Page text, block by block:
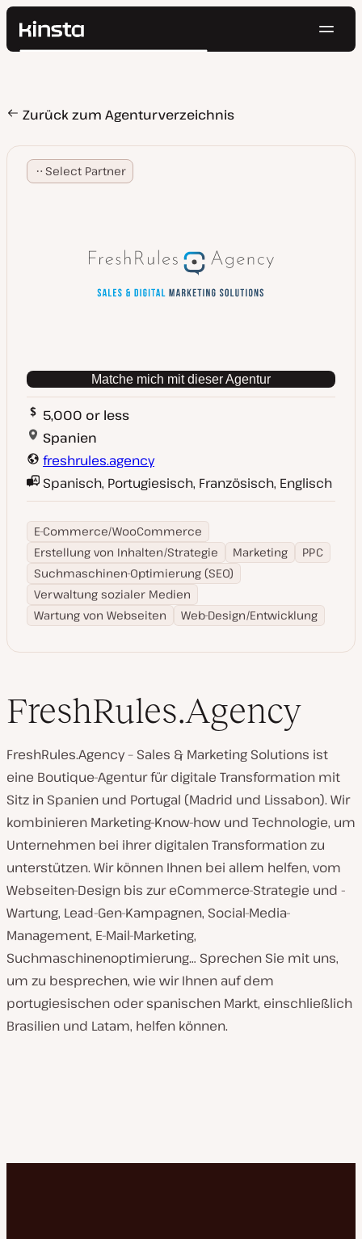
Kinsta®
Preise
Ressourcen
Kontakt
Suchen
Zurück zum Agenturverzeichnis
Select Partner
Matche mich mit dieser Agentur
5,000 or less
Spanien
freshrules.agency
Spanisch, Portugiesisch, Französisch, Englisch
E-Commerce/WooCommerce
Erstellung von Inhalten/Strategie
Marketing
PPC
Suchmaschinen-Optimierung (SEO)
Verwaltung sozialer Medien
Wartung von Webseiten
Web-Design/Entwicklung
FreshRules.Agency
FreshRules.Agency – Sales & Marketing Solutions ist
eine Boutique-Agentur für digitale Transformation mit
Sitz in Spanien und Portugal (Madrid und Lissabon). Wir
kombinieren Marketing-Know-how und Technologie, um
Unternehmen bei ihrer digitalen Transformation zu
unterstützen. Wir können Ihnen bei allem helfen, vom
Webseiten-Design bis zur eCommerce-Strategie und -
Wartung, Lead-Gen-Kampagnen, Social-Media-
Management, E-Mail-Marketing,
Suchmaschinenoptimierung… Sprechen Sie mit uns,
um zu besprechen, wie wir Ihnen auf dem
portugiesischen oder spanischen Markt, einschließlich
Brasilien und Latam, helfen können.